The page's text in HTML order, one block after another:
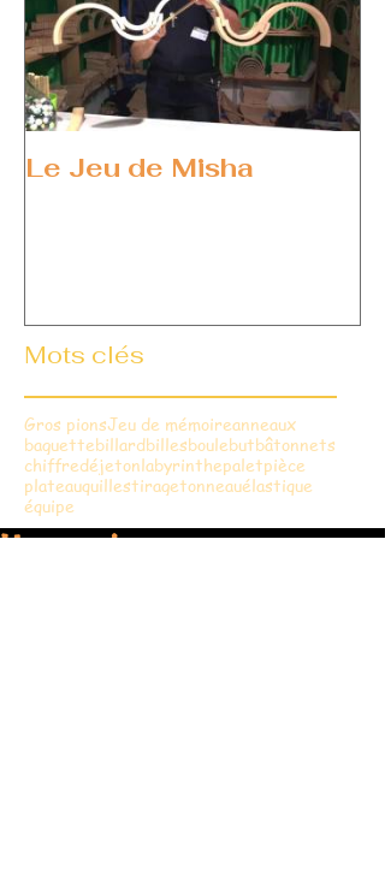
Le Jeu de Misha
Mots clés
Gros pionsJeu de mémoireanneaux
baguettebillardbillesboulebutbâtonnets
chiffredéjetonlabyrinthepaletpièce
plateauquillestiragetonneauélastique
équipe
Une saison au zoo